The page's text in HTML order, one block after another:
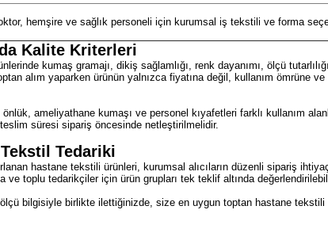
hemşire ve sağlık personeli için kurumsal iş tekstili ve forma
Kalite Kriterleri
kumaş gramajı, dikiş sağlamlığı, renk dayanımı, ölçü
alım yaparken ürünün yalnızca fiyatına değil, kullanım ömrüne
ameliyathane kumaşı ve personel kıyafetleri farklı kullanım
süresi sipariş öncesinde netleştirilmelidir.
Tedariki
hastane tekstili ürünleri, kurumsal alıcıların düzenli sipariş
ve toplu tedarikçiler için ürün grupları tek teklif altında
bilgisiyle birlikte ilettiğinizde, size en uygun toptan hastane tekstili